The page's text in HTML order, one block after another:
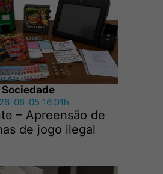
Sociedade
08-05 16:01h
– Apreensão de
de jogo ilegal